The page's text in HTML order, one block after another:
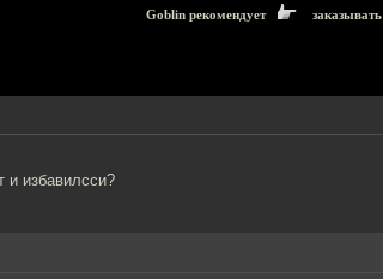
Goblin рекомендует заказывать
избавилсси?